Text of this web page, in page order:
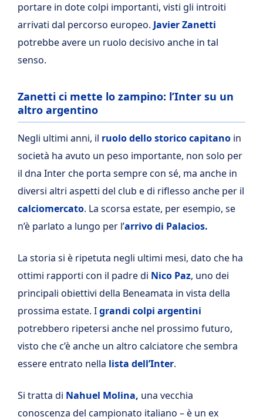
portare in dote colpi importanti, visti gli introiti
arrivati dal percorso europeo. Javier Zanetti
potrebbe avere un ruolo decisivo anche in tal
senso.
Zanetti ci mette lo zampino: l’Inter su un
altro argentino
Negli ultimi anni, il ruolo dello storico capitano in
società ha avuto un peso importante, non solo per
il dna Inter che porta sempre con sé, ma anche in
diversi altri aspetti del club e di riflesso anche per il
calciomercato. La scorsa estate, per esempio, se
n’è parlato a lungo per l’arrivo di Palacios.
La storia si è ripetuta negli ultimi mesi, dato che ha
ottimi rapporti con il padre di Nico Paz, uno dei
principali obiettivi della Beneamata in vista della
prossima estate. Igrandi colpi argentini
potrebbero ripetersi anche nel prossimo futuro,
visto che c’è anche un altro calciatore che sembra
essere entrato nella lista dell’Inter.
Si tratta di Nahuel Molina, una vecchia
conoscenza del campionato italiano – è un ex